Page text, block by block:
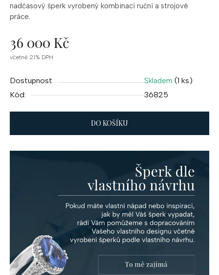
nadčasový šperk vyrobený kombinací ruční a strojové
práce.
36 000 Kč
Měrná
včetně 21% DPH
Dostupnost Skladem (1 ks)
Kód:
36825
DO KOŠÍKU